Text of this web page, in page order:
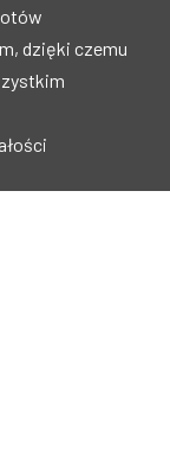
dzięki czemu